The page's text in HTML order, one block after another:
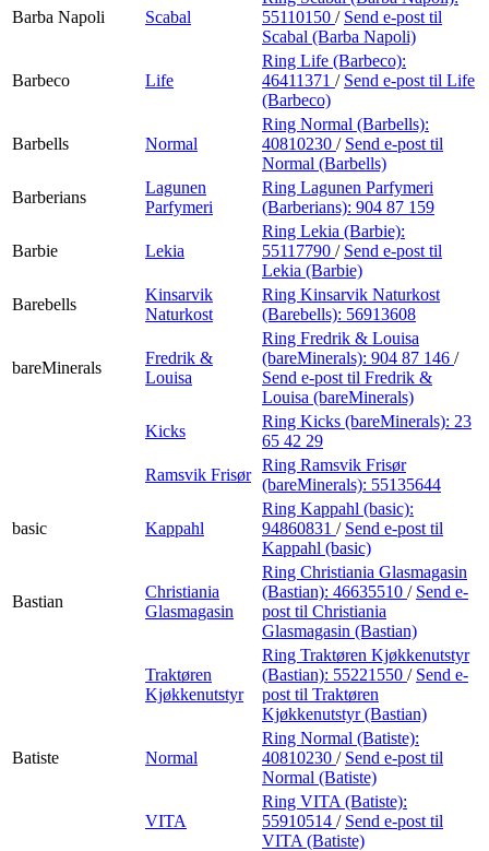
Barba Napoli Scabal
55110150 / Send e-post til
Scabal (Barba Napoli)
Barbeco Life
Ring Life (Barbeco):
46411371 / Send e-post til Life
(Barbeco)
Barbells Normal
Ring Normal (Barbells):
40810230 / Send e-post til
Normal (Barbells)
Barberians
Lagunen
Parfymeri
Ring Lagunen Parfymeri
(Barberians): 904 87 159
Barbie Lekia
Ring Lekia (Barbie):
55117790 / Send e-post til
Lekia (Barbie)
Barebells
Kinsarvik
Naturkost
Ring Kinsarvik Naturkost
(Barebells): 56913608
bareMinerals
Fredrik &
Louisa
Ring Fredrik & Louisa
(bareMinerals): 904 87 146 /
Send e-post til Fredrik &
Louisa (bareMinerals)
Kicks
Ring Kicks (bareMinerals): 23
65 42 29
Ramsvik Frisør
Ring Ramsvik Frisør
(bareMinerals): 55135644
basic Kappahl
Ring Kappahl (basic):
94860831 / Send e-post til
Kappahl (basic)
Bastian
Christiania
Glasmagasin
Ring Christiania Glasmagasin
(Bastian): 46635510 / Send e-
post til Christiania
Glasmagasin (Bastian)
Traktøren
Kjøkkenutstyr
Ring Traktøren Kjøkkenutstyr
(Bastian): 55221550 / Send e-
post til Traktøren
Kjøkkenutstyr (Bastian)
Batiste Normal
Ring Normal (Batiste):
40810230 / Send e-post til
Normal (Batiste)
VITA
Ring VITA (Batiste):
55910514 / Send e-post til
VITA (Batiste)